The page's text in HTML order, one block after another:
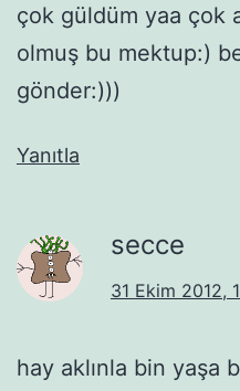
çok güldüm yaa çok
olmuş bu mektup:)
gönder:)))
Yanıtla
secce
31 Ekim 2012,
hay aklınla bin yaşa